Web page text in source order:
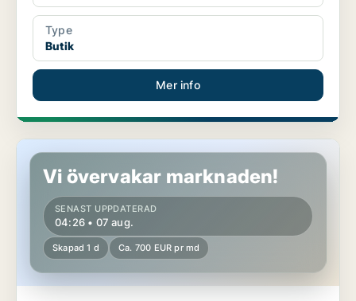
Type
Butik
Mer info
Lokaler i Perchtoldsdorf, Niederösterreich
Vi övervakar marknaden!
SENAST UPPDATERAD
04:26 • 07 aug.
Skapad 1 d Ca. 700 EUR pr md